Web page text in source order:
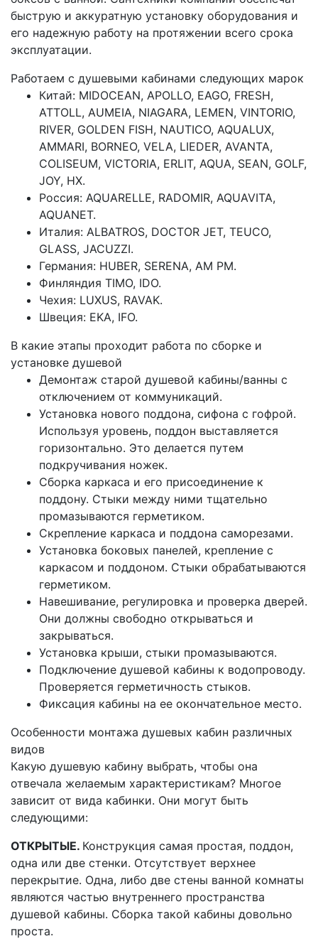
быструю и аккуратную установку оборудования и
его надежную работу на протяжении всего срока
эксплуатации.
Работаем с душевыми кабинами следующих марок
Китай: MIDOCEAN, APOLLO, EAGO, FRESH,
ATTOLL, AUMEIA, NIAGARA, LEMEN, VINTORIO,
RIVER, GOLDEN FISH, NAUTICO, AQUALUX,
AMMARI, BORNEO, VELA, LIEDER, AVANTA,
COLISEUM, VICTORIA, ERLIT, AQUA, SEAN, GOLF,
JOY, HX.
Россия: AQUARELLE, RADOMIR, AQUAVITA,
AQUANET.
Италия: ALBATROS, DOCTOR JET, TEUCO,
GLASS, JACUZZI.
Германия: HUBER, SERENA, AM PM.
Финляндия TIMO, IDO.
Чехия: LUXUS, RAVAK.
Швеция: EKA, IFO.
В какие этапы проходит работа по сборке и
установке душевой
Демонтаж старой душевой кабины/ванны с
отключением от коммуникаций.
Установка нового поддона, сифона с гофрой.
Используя уровень, поддон выставляется
горизонтально. Это делается путем
подкручивания ножек.
Сборка каркаса и его присоединение к
поддону. Стыки между ними тщательно
промазываются герметиком.
Скрепление каркаса и поддона саморезами.
Установка боковых панелей, крепление с
каркасом и поддоном. Стыки обрабатываются
герметиком.
Навешивание, регулировка и проверка дверей.
Они должны свободно открываться и
закрываться.
Установка крыши, стыки промазываются.
Подключение душевой кабины к водопроводу.
Проверяется герметичность стыков.
Фиксация кабины на ее окончательное место.
Особенности монтажа душевых кабин различных
видов
Какую душевую кабину выбрать, чтобы она
отвечала желаемым характеристикам? Многое
зависит от вида кабинки. Они могут быть
следующими:
ОТКРЫТЫЕ. Конструкция самая простая, поддон,
одна или две стенки. Отсутствует верхнее
перекрытие. Одна, либо две стены ванной комнаты
являются частью внутреннего пространства
душевой кабины. Сборка такой кабины довольно
проста.